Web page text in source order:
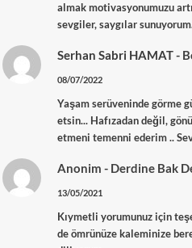
almak motivasyonumuzu
sevgiler, saygılar
Serhan Sabri HAMAT-
08/07/2022
Yaşam serüveninde görme
etsin... Hafızadan değil,
etmeni temenni ederim ..
Anonim - Derdine Bak
13/05/2021
Kıymetli yorumunuz için
de ömrünüze kaleminize